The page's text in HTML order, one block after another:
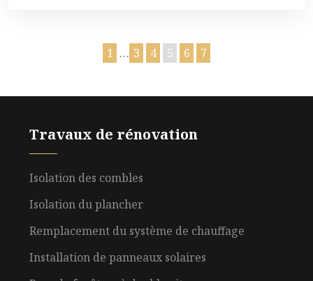
1 … 3 4 5 6 7
Travaux de rénovation
Isolation des combles
Isolation du plancher
Remplacement du système de chauffage
Installation de panneaux solaires